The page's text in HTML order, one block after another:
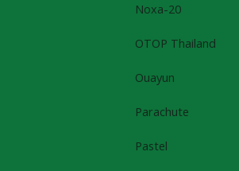
Noxa-20
OTOP Thailand
Ouayun
Parachute
Pastel